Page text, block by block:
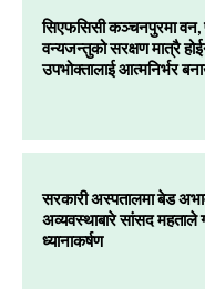
सिएफसिसी कञ्चनपुरमा वन,
वन्यजन्तुको सरक्षण मात्रै
उपभोक्तालाई आत्मनिर्भर
सरकारी अस्पतालमा बेड
अव्यवस्थाबारे सांसद महताले
ध्यानाकर्षण